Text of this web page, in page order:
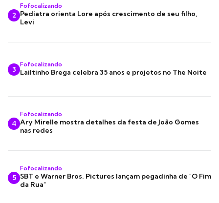
2
Fofocalizando
Pediatra orienta Lore após crescimento de seu filho,
Levi
3
Fofocalizando
Lailtinho Brega celebra 35 anos e projetos no The Noite
4
Fofocalizando
Ary Mirelle mostra detalhes da festa de João Gomes
nas redes
5
Fofocalizando
SBT e Warner Bros. Pictures lançam pegadinha de "O Fim
da Rua"